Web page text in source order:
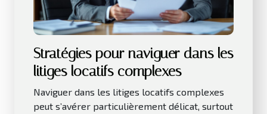
Stratégies pour naviguer dans les
litiges locatifs complexes
Naviguer dans les litiges locatifs complexes
peut s’avérer particulièrement délicat, surtout